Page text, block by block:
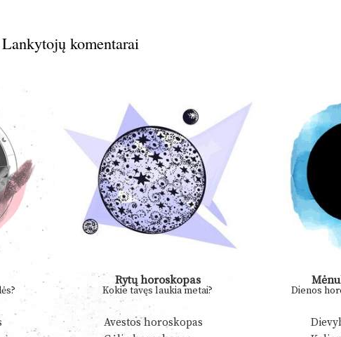
Lankytojų komentarai
Rytų horoskopas
Kokie tavęs laukia metai? Dienos
Avestos horoskopas